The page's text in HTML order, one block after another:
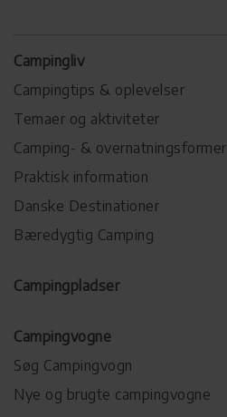
Campingliv
Campingtips & oplevelser
Temaer og aktiviteter
Camping- & overnatningsformer
Praktisk information
Danske Destinationer
Bæredygtig Camping
Campingpladser
Campingvogne
Søg Campingvogn
Nye og brugte campingvogne